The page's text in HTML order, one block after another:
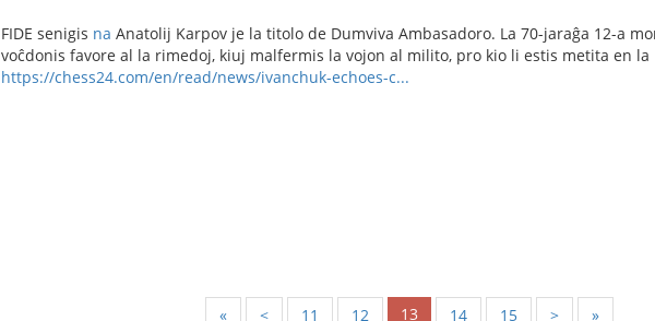
FIDE senigis na Anatolij Karpov je la titolo de Dumviva Ambasadoro. La 70-jaraĝa 12-a
voĉdonis favore al la rimedoj, kiuj malfermis la vojon al milito, pro kio li estis metita en la
https://chess24.com/en/read/news/ivanchuk-echoes-c...
« < 11 12 13 14 15 > »